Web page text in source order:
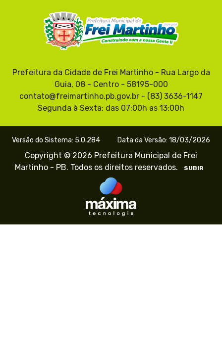
Prefeitura da Cidade de Frei Martinho - Rua Largo da
Guia, 08 - Centro - 58195-000
contato@freimartinho.pb.gov.br - (83) 3636-1147
Segunda à Sexta: das 07:00h as 13:00h
Versão do Sistema: 5.0.284 Data da Versão: 18/03/2026
Copyright © 2026 Prefeitura Municipal de Frei
Martinho - PB. Todos os direitos reservados.
SUBIR